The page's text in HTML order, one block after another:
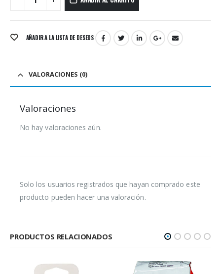
AÑADIR A LA LISTA DE DESEOS
VALORACIONES (0)
Valoraciones
No hay valoraciones aún.
Solo los usuarios registrados que hayan comprado este
producto pueden hacer una valoración.
PRODUCTOS RELACIONADOS